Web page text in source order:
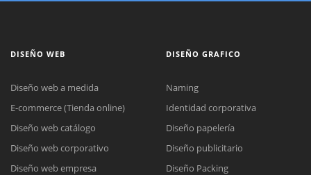
DISEÑO WEB
Diseño web a medida
E-commerce (Tienda online)
Diseño web catálogo
Diseño web corporativo
Diseño web empresa
DISEÑO GRAFICO
Naming
Identidad corporativa
Diseño papelería
Diseño publicitario
Diseño Packing